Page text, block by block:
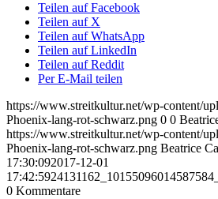
Teilen auf Facebook
Teilen auf X
Teilen auf WhatsApp
Teilen auf LinkedIn
Teilen auf Reddit
Per E-Mail teilen
https://www.streitkultur.net/wp-content/
Phoenix-lang-rot-schwarz.png 0 0
https://www.streitkultur.net/wp-content/
Phoenix-lang-rot-schwarz.png Beatrice
17:30:092017-12-01
17:42:59
0 Kommentare